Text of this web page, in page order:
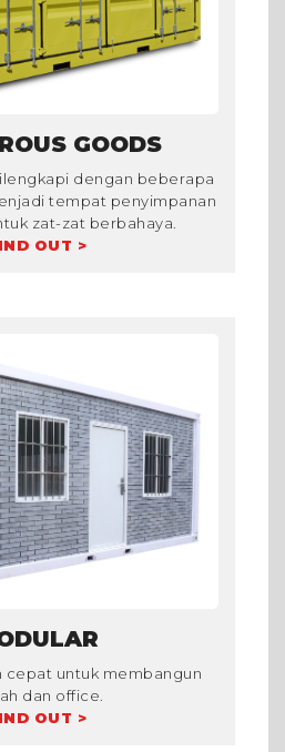
GOODS
dengan beberapa
tempat penyimpanan
zat-zat berbahaya.
OUT >
cepat untuk membangun
dan office.
OUT >